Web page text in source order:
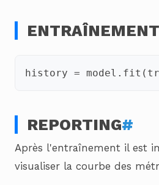
ENTRAÎNEMENT
history = model . fit (
REPORTING#
Après l'entraînement il est
visualiser la courbe des